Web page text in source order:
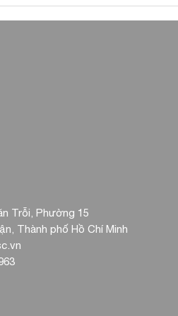
Trỗi, Phường 15
Thành phố Hồ Chí Minh